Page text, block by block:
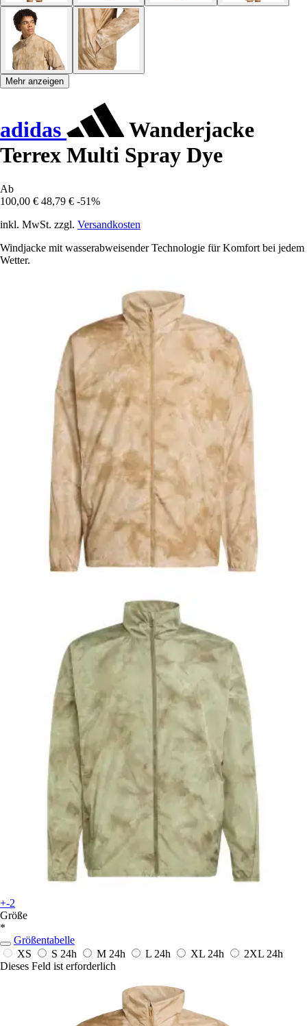
Mehr anzeigen
adidas
Wanderjacke
Terrex Multi Spray Dye
Ab
100,00 € 48,79 € -51%
inkl. MwSt. zzgl. Versandkosten
Windjacke mit wasserabweisender Technologie für Komfort bei jedem
Wetter.
+-2
Größe
*
Größentabelle
XS
S 24h M 24h L 24h XL 24h 2XL 24h
Dieses Feld ist erforderlich